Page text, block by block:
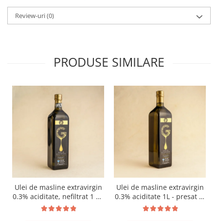
Review-uri(0)
PRODUSE SIMILARE
Ulei de masline extravirgin
0.3% aciditate, nefiltrat 1 L -
presat la rece RECOLTA
Ulei de masline extravirgin
0.3% aciditate 1L - presat la
rece RECOLTA NOUA